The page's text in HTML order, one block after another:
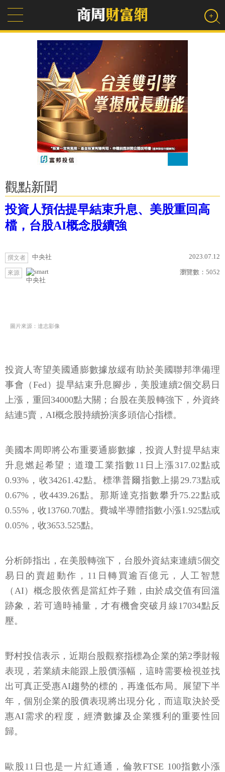
觀點新聞
投資人預估提早結束升息、美股重回高
檔，台股AI概念股續強
撰文者 中央社 2023.07.12
來源
中央社
瀏覽數： 5052
圖片來源：達志影像
投資人寄望美國通膨數據放緩有助於美國聯邦準備理
事會（Fed）提早結束升息腳步，美股連續2個交易日
上漲，重回34000點大關；台股在美股轉強下，外資終
結連5賣，AI概念股持續扮演多頭信心指標。
美國本周即將公布重要通膨數據，投資人對提早結束
升息燃起希望；道瓊工業指數11日上漲317.02點或
0.93%，收34261.42點。標準普爾指數上揚29.73點或
0.67%，收4439.26點。那斯達克指數攀升75.22點或
0.55%，收13760.70點。費城半導體指數小漲1.925點或
0.05%，收3653.525點。
分析師指出，在美股轉強下，台股外資結束連續5個交
易日的賣超動作，11日轉買逾百億元，人工智慧
（AI）概念股依舊是當紅炸子雞，由於成交值有回溫
跡象，若可適時補量，才有機會突破月線17034點反
壓。
野村投信表示，近期台股觀察指標為企業的第2季財報
表現，若業績未能跟上股價漲幅，這時需要檢視並找
出可真正受惠AI趨勢的標的，再逢低布局。展望下半
年，個別企業的股價表現將出現分化，而這取決於受
惠AI需求的程度，經濟數據及企業獲利的重要性回
歸。
歐股11日也是一片紅通通，倫敦FTSE 100指數小漲